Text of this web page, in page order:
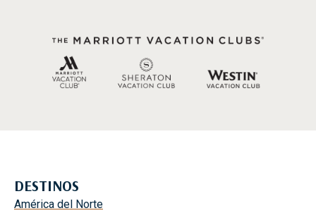
DESTINOS
América del Norte